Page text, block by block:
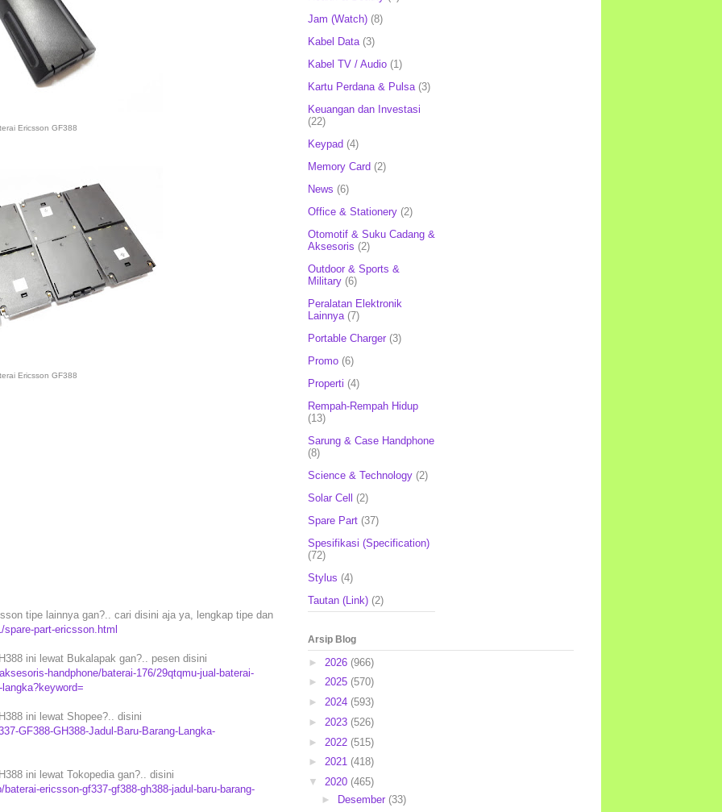
Ericsson GF388
Ericsson GF388
tipe lainnya gan?.. cari disini aja ya, lengkap tipe dan
part-ericsson.html
ini lewat Bukalapak gan?.. pesen disini
handphone/baterai-176/29qtqmu-jual-baterai-
ini lewat Shopee?.. disini
GF388-GH388-Jadul-Baru-Barang-Langka-
ini lewat Tokopedia gan?.. disini
ericsson-gf337-gf388-gh388-jadul-baru-barang-
Jam (Watch) (8)
Kabel Data (3)
Kabel TV / Audio (1)
Kartu Perdana & Pulsa (3)
Keuangan dan Investasi
(22)
Keypad (4)
Memory Card (2)
News (6)
Office & Stationery (2)
Otomotif & Suku Cadang &
Aksesoris (2)
Outdoor & Sports &
Military (6)
Peralatan Elektronik
Lainnya (7)
Portable Charger (3)
Promo (6)
Properti (4)
Rempah-Rempah Hidup
(13)
Sarung & Case Handphone
(8)
Science & Technology (2)
Solar Cell (2)
Spare Part (37)
Spesifikasi (Specification)
(72)
Stylus (4)
Tautan (Link) (2)
Arsip Blog
► 2026 (966)
► 2025 (570)
► 2024 (593)
► 2023 (526)
► 2022 (515)
► 2021 (418)
▼ 2020 (465)
► Desember (33)